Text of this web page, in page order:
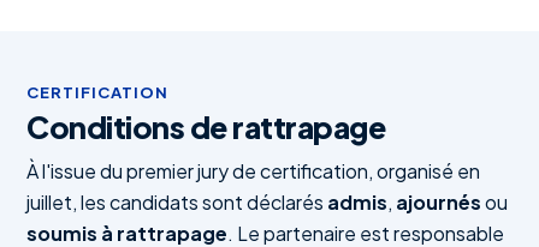
CERTIFICATION
Conditions de rattrapage
À l'issue du premier jury de certification, organisé en
juillet, les candidats sont déclarés admis, ajournésou
soumis à rattrapage. Le partenaire est responsable